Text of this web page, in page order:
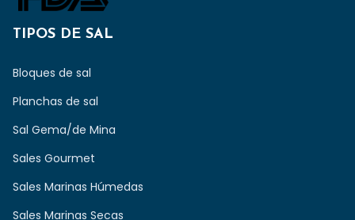
TIPOS DE SAL
Bloques de sal
Planchas de sal
Sal Gema/de Mina
Sales Gourmet
Sales Marinas Húmedas
Sales Marinas Secas